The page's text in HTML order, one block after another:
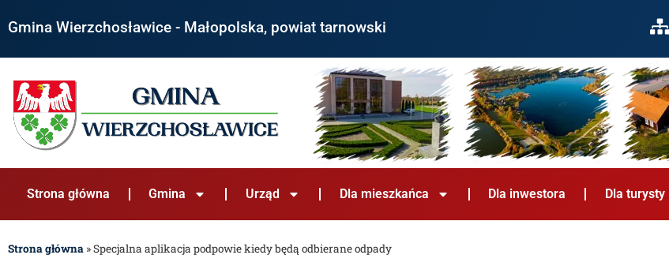
Gmina Wierzchosławice - Małopolska, powiat tarnowski
Strona główna Gmina Urząd Dla mieszkańca Dla inwestora Dla turysty
Strona główna »Specjalna aplikacja podpowie kiedy będą odbierane odpady